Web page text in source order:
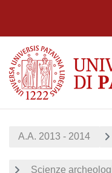
A.A. 2013 - 2014
Scienze